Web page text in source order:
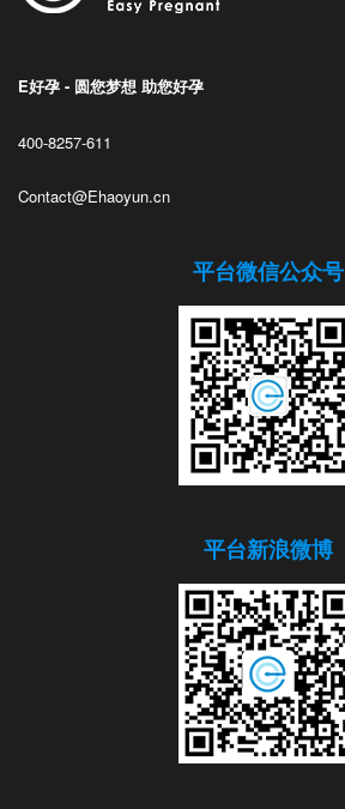
E好孕 - 圆您梦想 助您好孕
400-8257-611
Contact@Ehaoyun.cn
平台微信公众号
平台新浪微博